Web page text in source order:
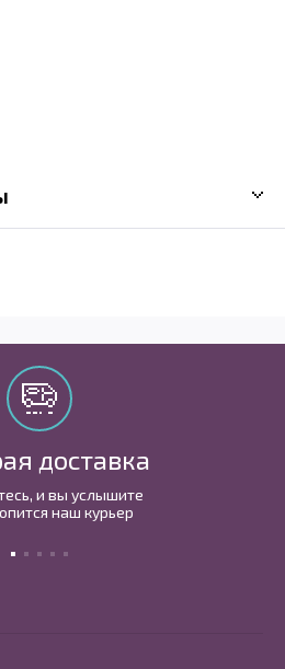
доставка
и вы услышите
наш курьер